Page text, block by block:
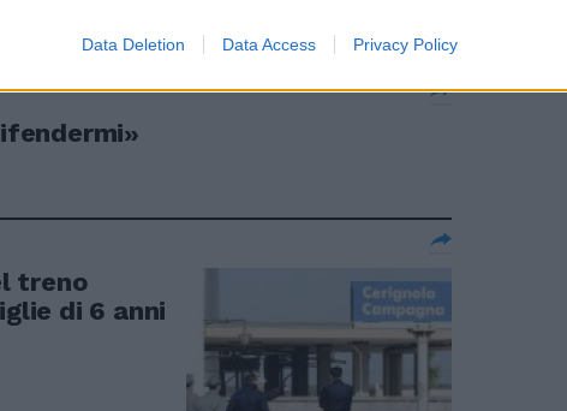
Data Deletion Data Access Privacy Policy
treno
di 6 anni